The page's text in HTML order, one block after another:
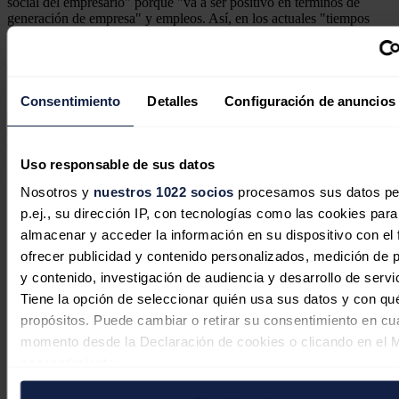
Consentimiento Detalles Configuración de anuncios
Uso responsable de sus datos
Nosotros y nuestros 1022 socios procesamos sus datos
p.ej., su dirección IP, con tecnologías como las cookies para
almacenar y acceder la información en su dispositivo con el
ofrecer publicidad y contenido personalizados, medición de
y contenido, investigación de audiencia y desarrollo de
Tiene la opción de seleccionar quién usa sus datos y con
propósitos. Puede cambiar o retirar su consentimiento en
momento desde la Declaración de cookies o clicando en el
generación de empresa" y empleos. Así, en los actuales "tiempos
difíciles", ha lamentado que algunos gobiernos populistas tienen la
Así, ha apelado a "mimar al empresario" con "todo tipo de políticas"
y ha reivindicado "una fiscalidad atractiva" para las empresas en la
Noticias relacionadas